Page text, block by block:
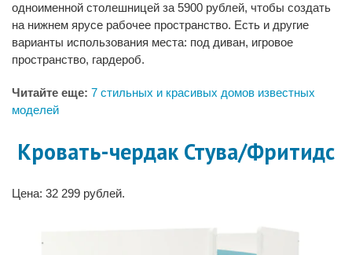
одноименной столешницей за 5900 рублей, чтобы создать
на нижнем ярусе рабочее пространство. Есть и другие
варианты использования места: под диван, игровое
пространство, гардероб.
Читайте еще: 7 стильных и красивых домов известных
моделей
Кровать-чердак Стува/Фритидс
Цена: 32 299 рублей.